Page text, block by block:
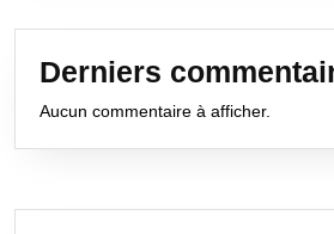
Derniers
Aucun commentaire à afficher.